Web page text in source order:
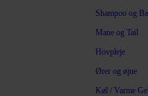
Shampoo og
Mane og Tail
Hovpleje
Ører og øjne
Køl / Varme Gel